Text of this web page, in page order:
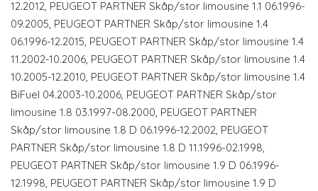
12.2012, PEUGEOT PARTNER Skåp/stor limousine 1.1 06.1996-
09.2005, PEUGEOT PARTNER Skåp/stor limousine 1.4
06.1996-12.2015, PEUGEOT PARTNER Skåp/stor limousine 1.4
11.2002-10.2006, PEUGEOT PARTNER Skåp/stor limousine 1.4
10.2005-12.2010, PEUGEOT PARTNER Skåp/stor limousine 1.4
BiFuel 04.2003-10.2006, PEUGEOT PARTNER Skåp/stor
limousine 1.8 03.1997-08.2000, PEUGEOT PARTNER
Skåp/stor limousine 1.8 D 06.1996-12.2002, PEUGEOT
PARTNER Skåp/stor limousine 1.8 D 11.1996-02.1998,
PEUGEOT PARTNER Skåp/stor limousine 1.9 D 06.1996-
12.1998, PEUGEOT PARTNER Skåp/stor limousine 1.9 D